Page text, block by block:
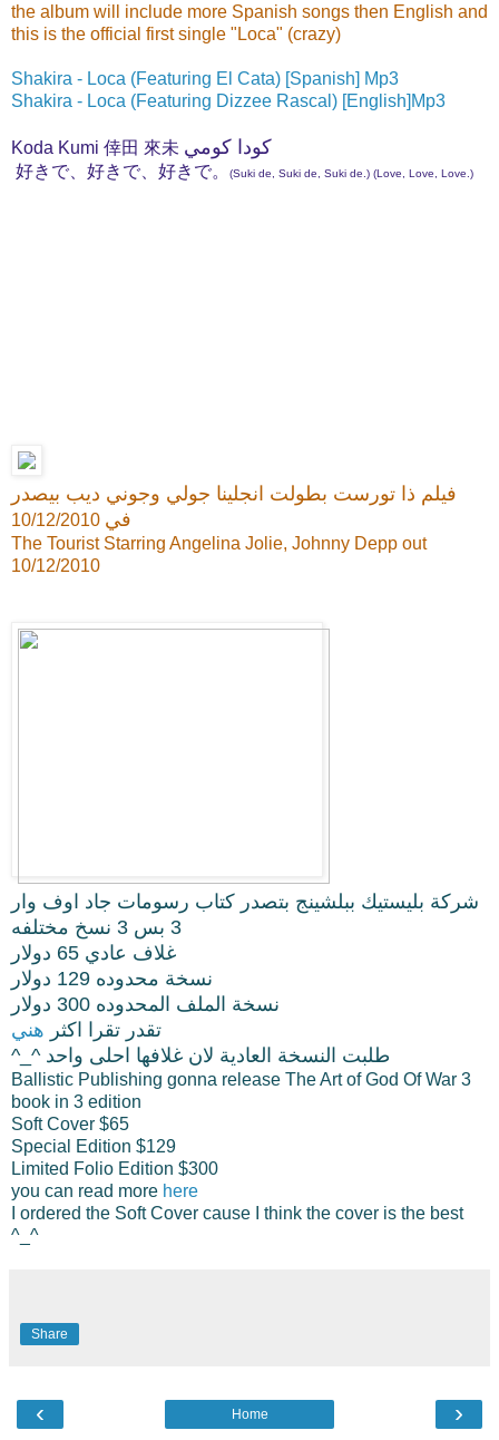
the album will include more Spanish songs then English and
this is the official first single "Loca" (crazy)
Shakira - Loca (Featuring El Cata) [Spanish] Mp3
Shakira - Loca (Featuring Dizzee Rascal) [English]Mp3
Koda Kumi 倖田 來未 كودا كومي
好きで、好きで、好きで。 (Suki de, Suki de, Suki de.) (Love, Love, Love.)
فيلم ذا تورست بطولت انجلينا جولي وجوني ديب بيصدر
في
The Tourist Starring Angelina Jolie, Johnny Depp out
10/12/2010
شركة بليستيك ببلشينج بتصدر كتاب رسومات جاد اوف وار
3 بس 3 نسخ مختلفه
غلاف عادي 65 دولار
نسخة محدوده 129 دولار
نسخة الملف المحدوده 300 دولار
تقدر تقرا اكثر هني
^_^ طلبت النسخة العادية لان غلافها احلى واحد
Ballistic Publishing gonna release The Art of God Of War 3
book in 3 edition
Soft Cover $65
Special Edition $129
Limited Folio Edition $300
you can read more here
I ordered the Soft Cover cause I think the cover is the best
^_^
Share
‹ ›
Home